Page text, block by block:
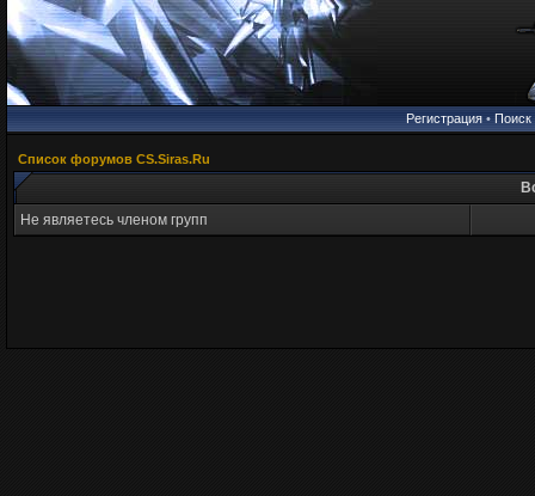
Регистрация• Поиск
Список форумов CS.Siras.Ru
Не являетесь членом групп